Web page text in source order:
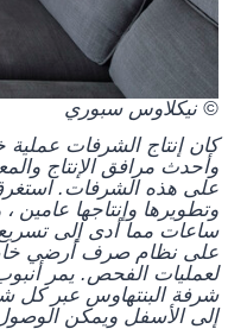
© نيكلاوس سبوري
كان إنتاج الشرفات عملية
وأحدث مرافق الإنتاج
على هذه الشرفات.
وتطويرها وإنتاجها
ساعات مما أدى إلى
على نظام صرف أرضي
لعمليات الفحص. يمر
شرفة البنتهاوس عبر كل
إلى الأسفل ويمكن